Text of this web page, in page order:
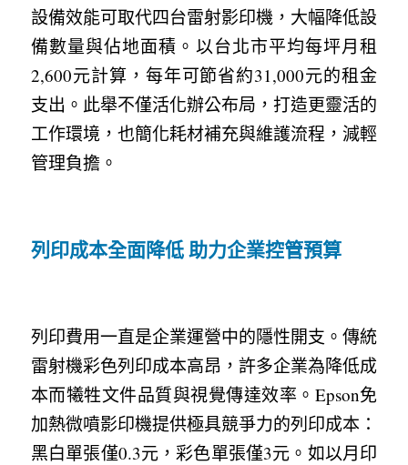
設備效能可取代四台雷射影印機，大幅降低設
備數量與佔地面積。以台北市平均每坪月租
2,600元計算，每年可節省約31,000元的租金
支出。此舉不僅活化辦公布局，打造更靈活的
工作環境，也簡化耗材補充與維護流程，減輕
管理負擔。
列印成本全面降低 助力企業控管預算
列印費用一直是企業運營中的隱性開支。傳統
雷射機彩色列印成本高昂，許多企業為降低成
本而犧牲文件品質與視覺傳達效率。Epson免
加熱微噴影印機提供極具競爭力的列印成本：
黑白單張僅0.3元，彩色單張僅3元。如以月印